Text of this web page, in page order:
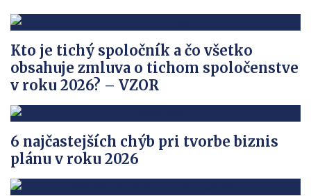
Kto je tichý spoločník a čo všetko
obsahuje zmluva o tichom spoločenstve
v roku 2026? – VZOR
6 najčastejších chýb pri tvorbe biznis
plánu v roku 2026